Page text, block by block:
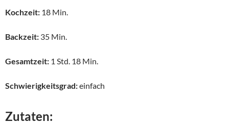
Kochzeit: 18 Min.
Backzeit: 35 Min.
Gesamtzeit: 1 Std. 18 Min.
Schwierigkeitsgrad:einfach
Zutaten: